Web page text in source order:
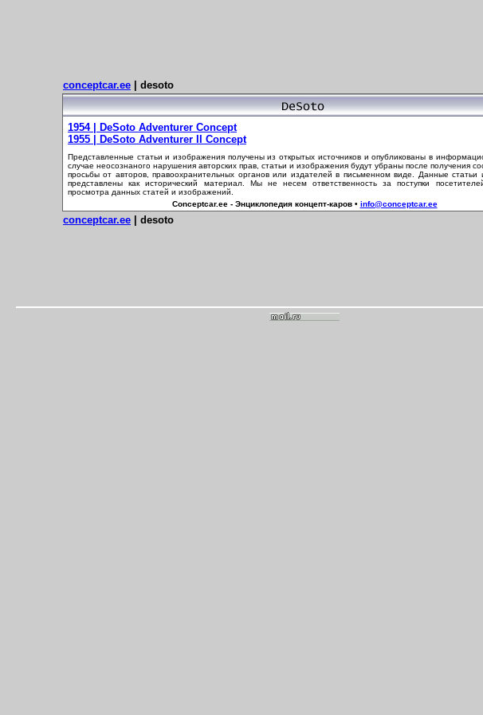
conceptcar.ee | desoto
1954 | DeSoto Adventurer Concept
1955 | DeSoto Adventurer II Concept
Представленные статьи и изображения получены из открытых источников и опубликованы в
случае неосознаного нарушения авторских прав, статьи и изображения будут убраны после получения
просьбы от авторов, правоохранительных органов или издателей в письменном виде. Данные статьи
представлены как исторический материал. Мы не несем ответственность за поступки
просмотра данных статей и изображений.
Conceptcar.ee - Энциклопедия концепт-каров • info@conceptcar.ee
conceptcar.ee | desoto